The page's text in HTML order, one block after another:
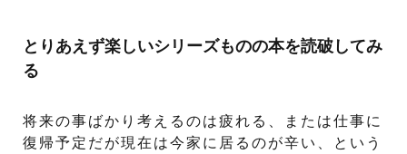
とりあえず楽しいシリーズものの本を読破してみ
る
将来の事ばかり考えるのは疲れる、または仕事に
復帰予定だが現在は今家に居るのが辛い、という